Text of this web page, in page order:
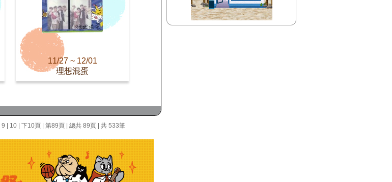
11/27 ~ 12/01
理想混蛋
9 10| 下10頁| 第89頁| 總共 89頁 | 共 533筆